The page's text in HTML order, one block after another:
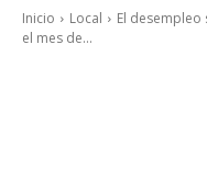
Inicio Local
El desempleo
el mes de...